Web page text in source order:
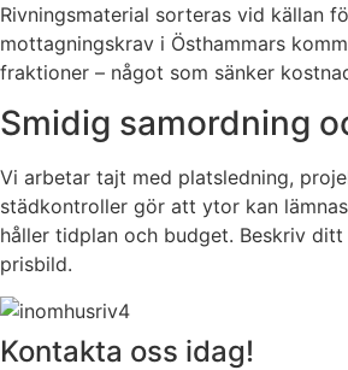
Rivningsmaterial sorteras vid källan
mottagningskrav i Östhammars
fraktioner – något som sänker
Smidig samordning
Vi arbetar tajt med platsledning,
städkontroller gör att ytor kan
håller tidplan och budget. Beskriv
prisbild.
Kontakta oss idag!